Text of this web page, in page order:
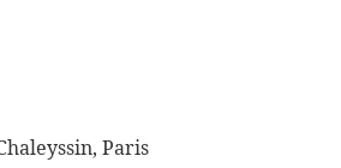
Paris